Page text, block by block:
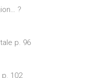
?
p. 96
102